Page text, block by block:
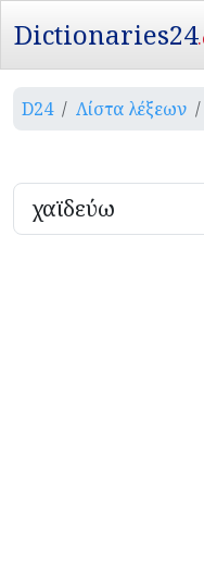
Dictionaries24
D24 Λίστα λέξεων